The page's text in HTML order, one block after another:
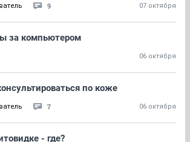
9 07 октября
за компьютером
06 октября
по коже
7 06 октября
- где?